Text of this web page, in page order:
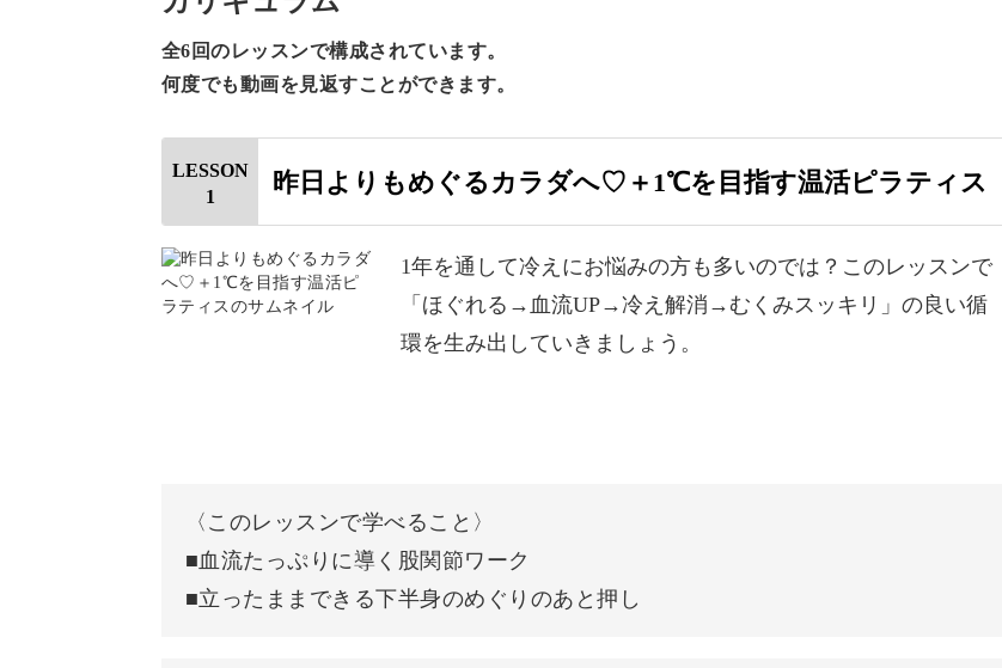
そもそもピラティスって何？
今では聞き馴染みの多い言葉ですが、ヨガほど意味はあまり知られていないことが多い
です。
ピラティスとは、日本では体幹トレーニングのイメージが強いかもしれませんが元はリ
全6回のレッスンで構成されています。
何度でも動画を見返すことができます。
LESSON
1
昨日よりもめぐるカラダへ♡＋1℃を目指す温活ピラティス
1年を通して冷えにお悩みの方も多いのでは？このレッスンで
「ほぐれる→血流UP→冷え解消→むくみスッキリ」の良い循
環を生み出していきましょう。
〈このレッスンで学べること〉
■血流たっぷりに導く股関節ワーク
■立ったままできる下半身のめぐりのあと押し